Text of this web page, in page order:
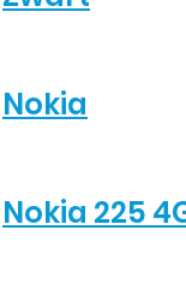
Nokia
Nokia 225